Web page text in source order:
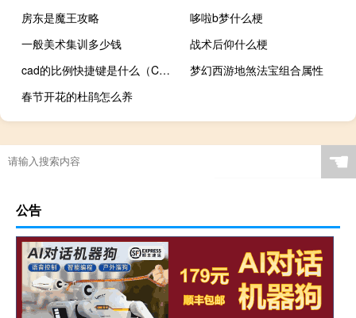
房东是魔王攻略
哆啦b梦什么梗
一般美术集训多少钱
战术后仰什么梗
cad的比例快捷键是什么（CAD的比例快捷键是什么）
梦幻西游地煞法宝组合属性
春节开花的杜鹃怎么养
☚
公告